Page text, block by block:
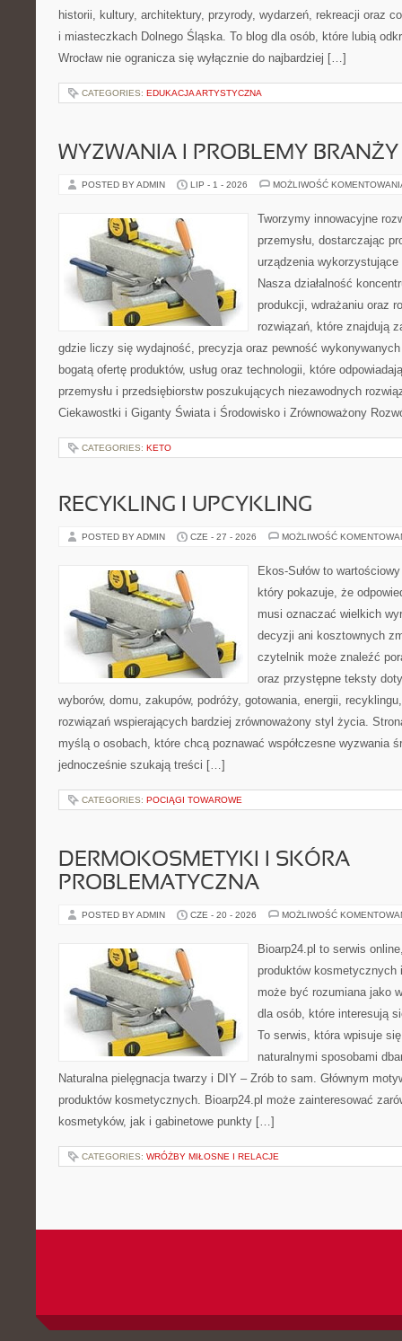
historii, kultury, architektury, przyrody, wydarzeń, rekreacji oraz
i miasteczkach Dolnego Śląska. To blog dla osób, które lubią
Wrocław nie ogranicza się wyłącznie do najbardziej […]
CATEGORIES: EDUKACJA ARTYSTYCZNA
WYZWANIA I PROBLEMY BRANŻY
POSTED BY ADMIN LIP - 1 - 2026 MOŻLIWOŚĆ
Tworzymy innowacyjne
przemysłu, dostarczając
urządzenia
Nasza działalność
produkcji, wdrażaniu oraz
rozwiązań, które znajdują
gdzie liczy się wydajność, precyzja oraz pewność
bogatą ofertę produktów, usług oraz technologii, które
przemysłu i przedsiębiorstw poszukujących niezawodnych
Ciekawostki i Giganty Świata i Środowisko i Zrównoważony
CATEGORIES: KETO
RECYKLING I UPCYKLING
POSTED BY ADMIN CZE - 27 - 2026 MOŻLIWOŚĆ
Ekos-Sułów to
który pokazuje, że
musi oznaczać wielkich
decyzji ani kosztownych
czytelnik może znaleźć
oraz przystępne teksty
wyborów, domu, zakupów, podróży, gotowania, energii,
rozwiązań wspierających bardziej zrównoważony styl życia.
myślą o osobach, które chcą poznawać współczesne wyzwania
jednocześnie szukają treści […]
CATEGORIES: POCIĄGI TOWAROWE
DERMOKOSMETYKI I SKÓRA
PROBLEMATYCZNA
POSTED BY ADMIN CZE - 20 - 2026 MOŻLIWOŚĆ
Bioarp24.pl to serwis
produktów kosmetycznych
może być rozumiana jako
dla osób, które interesują
To serwis, która wpisuje
naturalnymi sposobami
Naturalna pielęgnacja twarzy i DIY – Zrób to sam. Głównym
produktów kosmetycznych. Bioarp24.pl może zainteresować
kosmetyków, jak i gabinetowe punkty […]
CATEGORIES: WRÓŻBY MIŁOSNE I RELACJE